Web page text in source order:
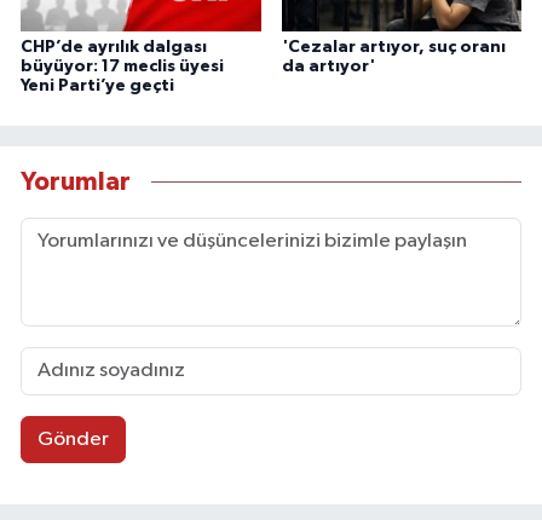
CHP’de ayrılık dalgası
büyüyor: 17 meclis üyesi
Yeni Parti’ye geçti
'Cezalar artıyor, suç oranı
da artıyor'
Yorumlar
Gönder